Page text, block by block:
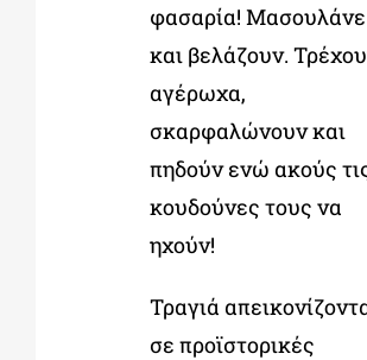
φασαρία! Μασουλάνε
και βελάζουν.
αγέρωχα,
σκαρφαλώνουν και
πηδούν ενώ ακούς
κουδούνες τους να
ηχούν!
Τραγιά
σε προϊστορικές